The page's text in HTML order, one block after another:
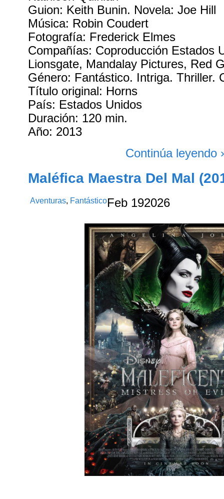
Guion: Keith Bunin. Novela: Joe Hill
Música: Robin Coudert
Fotografía: Frederick Elmes
Compañías: Coproducción Estados
Lionsgate, Mandalay Pictures, Red
Género: Fantástico. Intriga. Thriller.
Título original: Horns
País: Estados Unidos
Duración: 120 min.
Año: 2013
Continúa leyendo
Maléfica Maestra Del Mal
Aventuras, Fantástico Feb 192026